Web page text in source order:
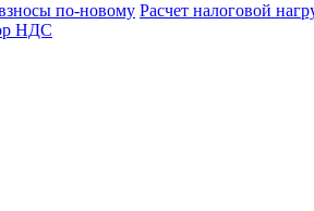
по-новому Расчет налоговой
НДС